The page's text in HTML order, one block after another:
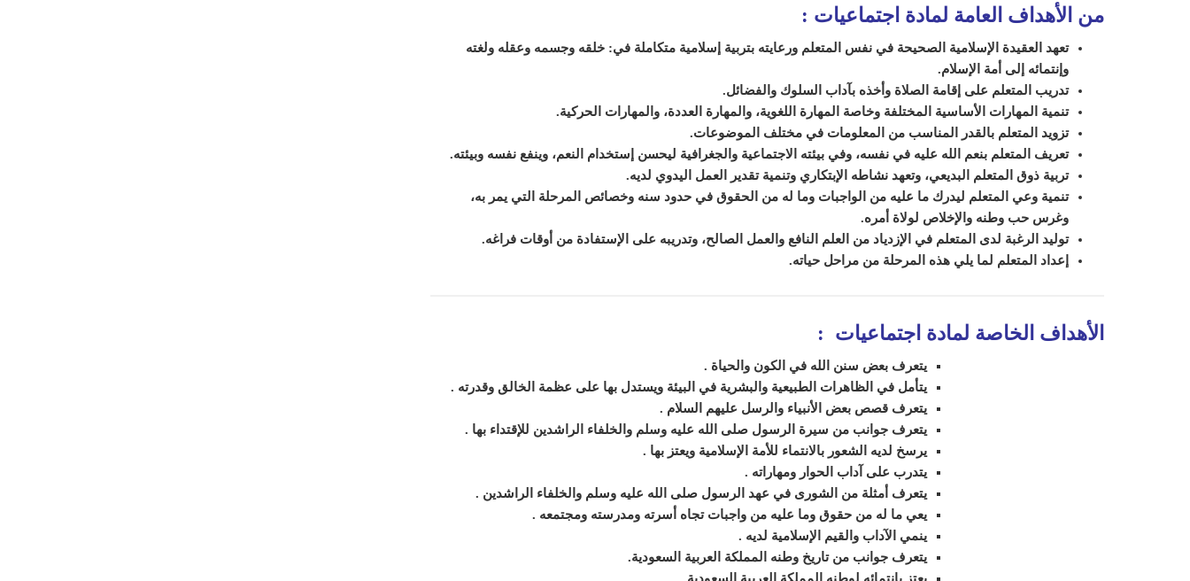
من الأهداف العامة لمادة اجتماعيات :
تعهد العقيدة الإسلامية الصحيحة في نفس المتعلم ورعايته بتربية إسلامية متكاملة في: خلقه وجسمه وعقله ولغته
وإنتمائه إلى أمة الإسلام.
تدريب المتعلم على إقامة الصلاة وأخذه بآداب السلوك والفضائل.
تنمية المهارات الأساسية المختلفة وخاصة المهارة اللغوية، والمهارة العددة، والمهارات الحركية.
تزويد المتعلم بالقدر المناسب من المعلومات في مختلف الموضوعات.
تعريف المتعلم بنعم الله عليه في نفسه، وفي بيئته الاجتماعية والجغرافية ليحسن إستخدام النعم، وينفع نفسه وبيئته.
تربية ذوق المتعلم البديعي، وتعهد نشاطه الإبتكاري وتنمية تقدير العمل اليدوي لديه.
تنمية وعي المتعلم ليدرك ما عليه من الواجبات وما له من الحقوق في حدود سنه وخصائص المرحلة التي يمر به،
وغرس حب وطنه والإخلاص لولاة أمره.
توليد الرغبة لدى المتعلم في الإزدياد من العلم النافع والعمل الصالح، وتدريبه على الإستفادة من أوقات فراغه.
إعداد المتعلم لما يلي هذه المرحلة من مراحل حياته.
الأهداف الخاصة لمادة اجتماعيات :
يتعرف بعض سنن الله في الكون والحياة .
يتأمل في الظاهرات الطبيعية والبشرية في البيئة ويستدل بها على عظمة الخالق وقدرته .
يتعرف قصص بعض الأنبياء والرسل عليهم السلام .
يتعرف جوانب من سيرة الرسول صلى الله عليه وسلم والخلفاء الراشدين للإقتداء بها .
يرسخ لديه الشعور بالانتماء للأمة الإسلامية ويعتز بها .
يتدرب على آداب الحوار ومهاراته .
يتعرف أمثلة من الشورى في عهد الرسول صلى الله عليه وسلم والخلفاء الراشدين .
يعي ما له من حقوق وما عليه من واجبات تجاه أسرته ومدرسته ومجتمعه .
ينمي الآداب والقيم الإسلامية لديه .
يتعرف جوانب من تاريخ وطنه المملكة العربية السعودية.